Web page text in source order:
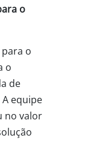
o
o
o
de
equipe
no valor